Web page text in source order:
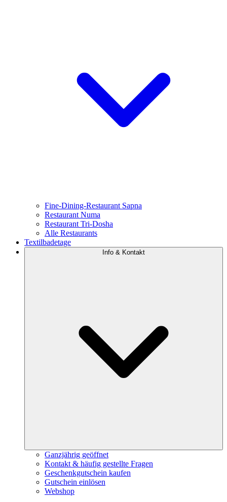
Fine-Dining-Restaurant Sapna
Restaurant Numa
Restaurant Tri-Dosha
Alle Restaurants
Textilbadetage
Info & Kontakt
Ganzjährig geöffnet
Kontakt & häufig gestellte Fragen
Geschenkgutschein kaufen
Gutschein einlösen
Webshop